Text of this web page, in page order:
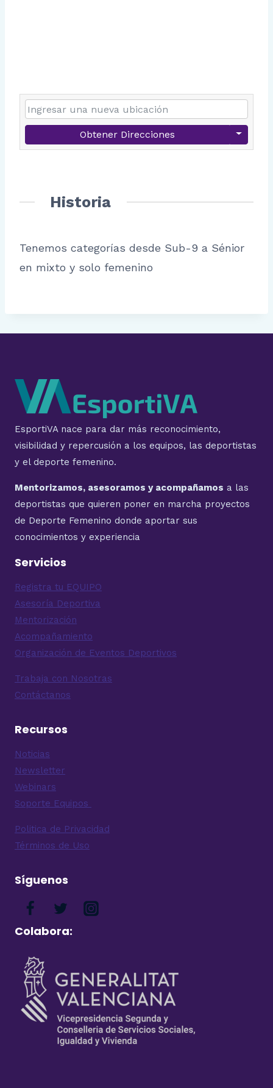
Obtener Direcciones
Historia
Tenemos categorías desde Sub-9 a Sénior
en mixto y solo femenino
EsportiVA nace para dar más reconocimiento,
visibilidad y repercusión a los equipos, las deportistas
y el deporte femenino.
Mentorizamos, asesoramos y acompañamos a las
deportistas que quieren poner en marcha proyectos
de Deporte Femenino donde aportar sus
conocimientos y experiencia
Servicios
Registra tu EQUIPO
Asesoría Deportiva
Mentorización
Acompañamiento
Organización de Eventos Deportivos
Trabaja con Nosotras
Contáctanos
Recursos
Noticias
Newsletter
Webinars
Soporte Equipos
Politica de Privacidad
Términos de Uso
Síguenos
Colabora: